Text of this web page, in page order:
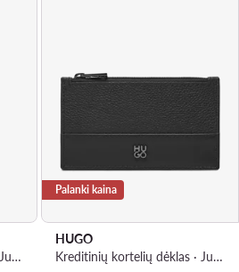
Kreditinių kortelių dėklas · Juoda
Palanki kaina
HUGO
Kreditinių kortelių dėklas · Juoda